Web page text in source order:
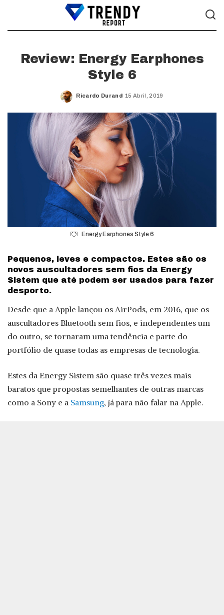
Review: Energy Earphones
Style 6
Posted
Ricardo Durand 15 Abril, 2019
Energy Earphones Style 6
Pequenos, leves e compactos. Estes são os
novos auscultadores sem fios da Energy
Sistem que até podem ser usados para fazer
desporto.
Desde que a Apple lançou os AirPods, em 2016, que os
auscultadores Bluetooth sem fios, e independentes um
do outro, se tornaram uma tendência e parte do
portfólio de quase todas as empresas de tecnologia.
Estes da Energy Sistem são quase três vezes mais
baratos que propostas semelhantes de outras marcas
como a Sony e a Samsung, já para não falar na Apple.